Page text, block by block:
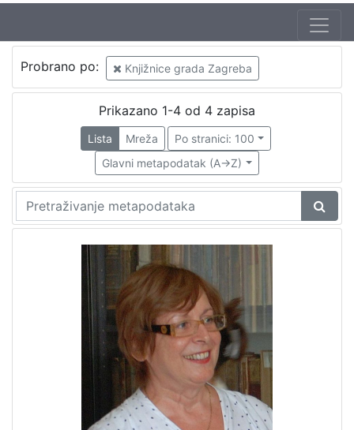
Probrano po: Knjižnice grada Zagreba
Prikazano 1-4 od 4 zapisa
Lista Mreža
Po stranici: 100
Glavni metapodatak (A->Z)